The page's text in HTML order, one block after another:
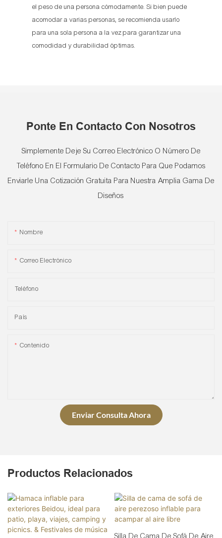
el peso de una persona cómodamente. Si bien puede
acomodar a varias personas, se recomienda usarlo
para una sola persona a la vez para garantizar una
comodidad y durabilidad óptimas.
Ponte En Contacto Con Nosotros
Simplemente Deje Su Correo Electrónico O Número De
Teléfono En El Formulario De Contacto Para Que Podamos
Enviarle Una Cotización Gratuita Para Nuestra Amplia Gama De
Diseños
Nombre
Correo Electrónico
Teléfono
País
Contenido
Enviar Consulta Ahora
Productos Relacionados
Silla De Cama De Sofá De Aire